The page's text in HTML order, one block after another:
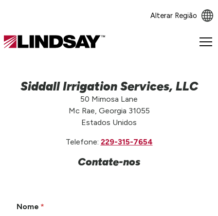
Alterar Região
Lindsay.
Siddall Irrigation Services, LLC
50 Mimosa Lane
Mc Rae, Georgia 31055
Estados Unidos
Telefone: 229-315-7654
Contate-nos
Nome